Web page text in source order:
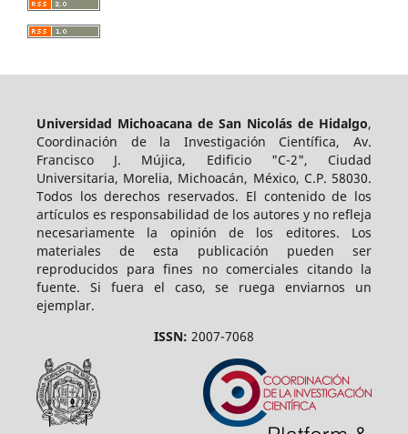
Universidad Michoacana de San Nicolás de Hidalgo,
Coordinación de la Investigación Científica, Av.
Francisco J. Mújica, Edificio "C-2", Ciudad
Universitaria, Morelia, Michoacán, México, C.P. 58030.
Todos los derechos reservados. El contenido de los
artículos es responsabilidad de los autores y no refleja
necesariamente la opinión de los editores. Los
materiales de esta publicación pueden ser
reproducidos para fines no comerciales citando la
fuente. Si fuera el caso, se ruega enviarnos un
ejemplar.
ISSN: 2007-7068